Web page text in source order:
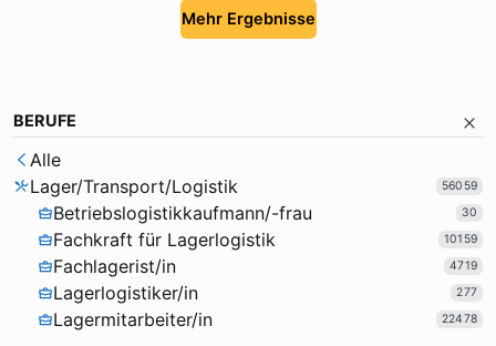
Mehr Ergebnisse
BERUFE
Alle
Lager/Transport/Logistik
56059
Betriebslogistikkaufmann/-frau 30
Fachkraft für Lagerlogistik 10159
Fachlagerist/in 4719
Lagerlogistiker/in 277
Lagermitarbeiter/in 22478